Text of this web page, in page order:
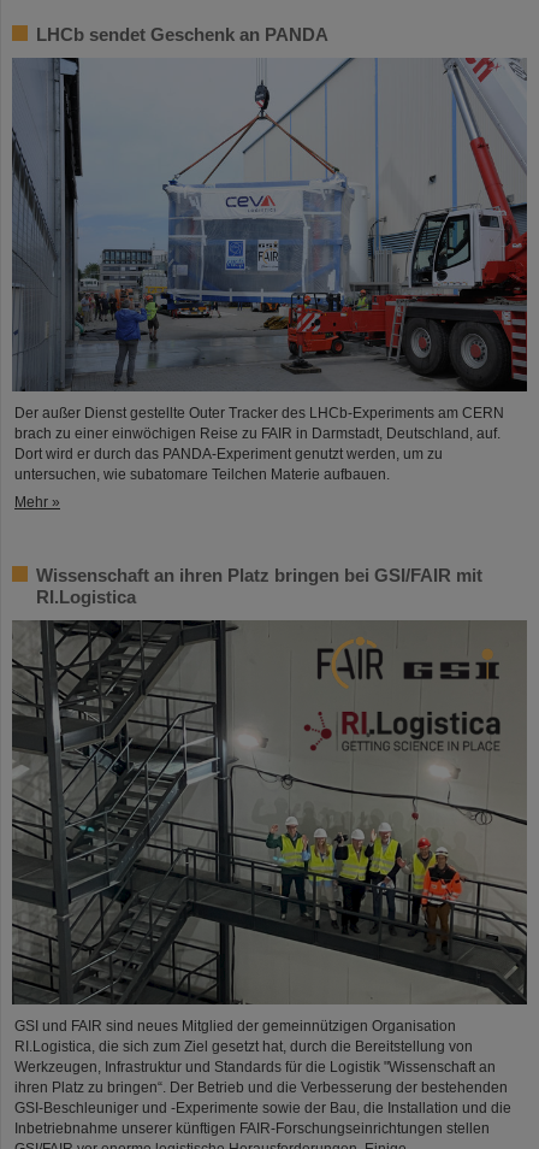
LHCb sendet Geschenk an PANDA
Der außer Dienst gestellte Outer Tracker des LHCb-Experiments am CERN
brach zu einer einwöchigen Reise zu FAIR in Darmstadt, Deutschland, auf.
Dort wird er durch das PANDA-Experiment genutzt werden, um zu
untersuchen, wie subatomare Teilchen Materie aufbauen.
Mehr »
Wissenschaft an ihren Platz bringen bei GSI/FAIR mit
RI.Logistica
GSI und FAIR sind neues Mitglied der gemeinnützigen Organisation
RI.Logistica, die sich zum Ziel gesetzt hat, durch die Bereitstellung von
Werkzeugen, Infrastruktur und Standards für die Logistik "Wissenschaft an
ihren Platz zu bringen“. Der Betrieb und die Verbesserung der bestehenden
GSI-Beschleuniger und -Experimente sowie der Bau, die Installation und die
Inbetriebnahme unserer künftigen FAIR-Forschungseinrichtungen stellen